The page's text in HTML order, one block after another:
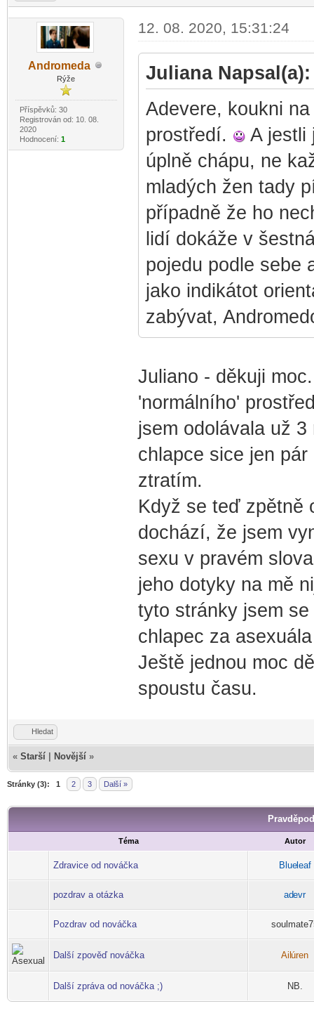
Andromeda
Rýže
Příspěvků: 30
Registrován od: 10. 08.
2020
Hodnocení: 1
12. 08. 2020, 15:31:24
Juliana Napsal(a):
Adevere, koukni
prostředí.
A jestli
úplně chápu, ne
mladých žen tady
případně že ho
lidí dokáže v
pojedu podle sebe
jako indikátot
zabývat,
Juliano - děkuji
'normálního'
jsem odolávala už
chlapce sice jen
ztratím.
Když se teď zpětně
dochází, že jsem
sexu v pravém
jeho dotyky na mě
tyto stránky jsem
chlapec za
Ještě jednou moc
spoustu času.
Hledat
« Starší Novější »
Stránky (3): 1 2 3 Další »
Téma Autor
Zdravice od nováčka Blueleaf
pozdrav a otázka adevr
Pozdrav od nováčka
Další zpověď nováčka Ailúren
Další zpráva od nováčka ;) NB.